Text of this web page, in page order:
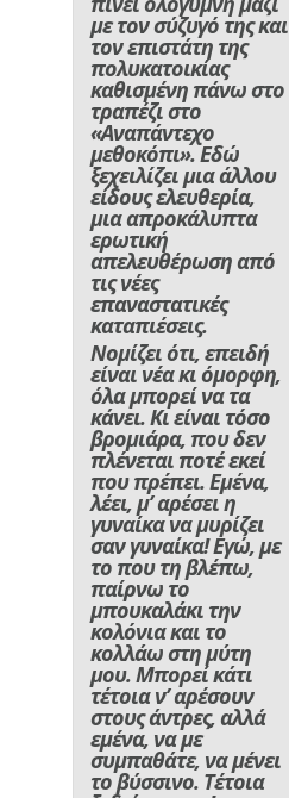
με τον σύζυγό της και
τον επιστάτη της
πολυκατοικίας
καθισμένη πάνω στο
τραπέζι στο
«Αναπάντεχο
μεθοκόπι». Εδώ
ξεχειλίζει μια άλλου
είδους ελευθερία,
μια απροκάλυπτα
ερωτική
απελευθέρωση από
τις νέες
επαναστατικές
καταπιέσεις.
Νομίζει ότι, επειδή
είναι νέα κι όμορφη,
όλα μπορεί να τα
κάνει. Κι είναι τόσο
βρομιάρα, που δεν
πλένεται ποτέ εκεί
που πρέπει. Εμένα,
λέει, μ’ αρέσει η
γυναίκα να μυρίζει
σαν γυναίκα! Εγώ, με
το που τη βλέπω,
παίρνω το
μπουκαλάκι την
κολόνια και το
κολλάω στη μύτη
μου. Μπορεί κάτι
τέτοια ν’ αρέσουν
στους άντρες, αλλά
εμένα, να με
συμπαθάτε, να μένει
το βύσσινο. Τέτοια